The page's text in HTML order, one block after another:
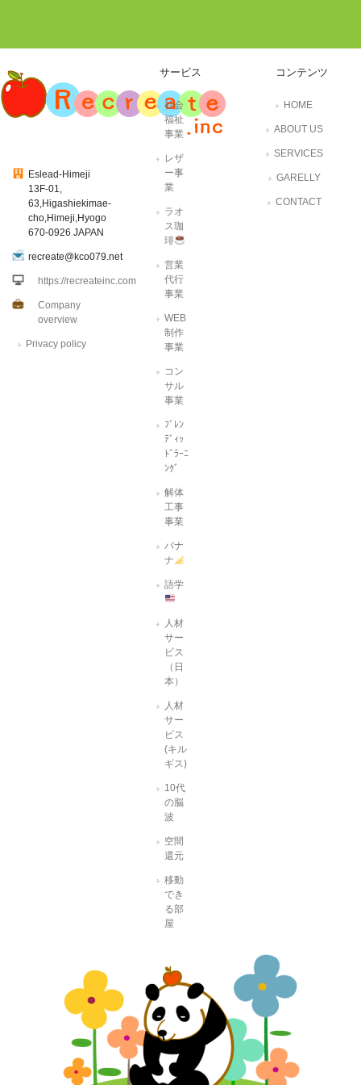
Eslead-Himeji
13F-01,
63,Higashiekimae-
cho,Himeji,Hyogo
670-0926 JAPAN
recreate@kco079.net
https://recreateinc.com
Company
overview
Privacy policy
サービス
社会
福祉
事業
レザ
ー事
業
ラオ
ス珈
琲
営業
代行
事業
WEB
制作
事業
コン
サル
事業
ﾌﾞﾚﾝ
ﾃﾞｨｯ
ﾄﾞﾗｰﾆ
ﾝｸﾞ
解体
工事
事業
バナ
ナ
語学
人材
サー
ビス
（日
本）
人材
サー
ビス
(キル
ギス)
10代
の脳
波
空間
還元
移動
でき
る部
屋
コンテンツ
HOME
ABOUT US
SERVICES
GARELLY
CONTACT